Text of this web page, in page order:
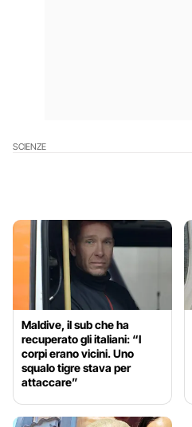
SCIENZE
Maldive, il sub che ha
recuperato gli italiani: “I
corpi erano vicini. Uno
squalo tigre stava per
attaccare”